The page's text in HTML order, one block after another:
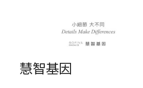
慧智基因